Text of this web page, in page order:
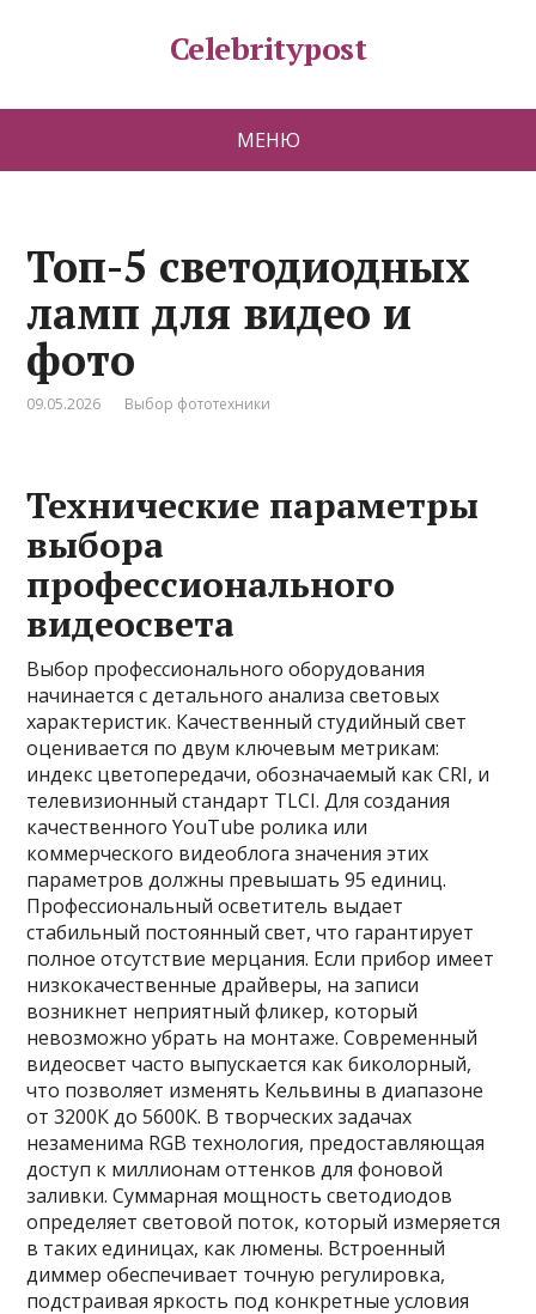
Celebritypost
МЕНЮ
Топ-5 светодиодных
ламп для видео и
фото
09.05.2026 Выбор фототехники
Технические параметры
выбора
профессионального
видеосвета
Выбор профессионального оборудования
начинается с детального анализа световых
характеристик. Качественный студийный свет
оценивается по двум ключевым метрикам:
индекс цветопередачи, обозначаемый как CRI, и
телевизионный стандарт TLCI. Для создания
качественного YouTube ролика или
коммерческого видеоблога значения этих
параметров должны превышать 95 единиц.
Профессиональный осветитель выдает
стабильный постоянный свет, что гарантирует
полное отсутствие мерцания. Если прибор имеет
низкокачественные драйверы, на записи
возникнет неприятный фликер, который
невозможно убрать на монтаже. Современный
видеосвет часто выпускается как биколорный,
что позволяет изменять Кельвины в диапазоне
от 3200К до 5600К. В творческих задачах
незаменима RGB технология, предоставляющая
доступ к миллионам оттенков для фоновой
заливки. Суммарная мощность светодиодов
определяет световой поток, который измеряется
в таких единицах, как люмены. Встроенный
диммер обеспечивает точную регулировка,
подстраивая яркость под конкретные условия